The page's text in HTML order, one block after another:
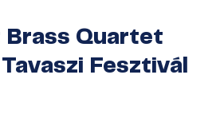
Brass Quartet
Fesztivál